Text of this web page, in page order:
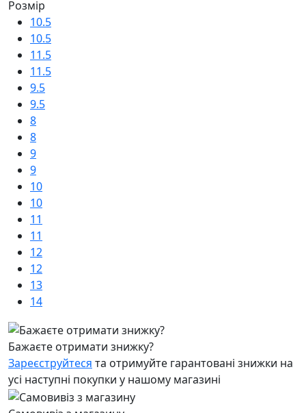
Розмір
10.5
10.5
11.5
11.5
9.5
9.5
8
8
9
9
10
10
11
11
12
12
13
14
Бажаєте отримати знижку?
Зареєструйтеся та отримуйте гарантовані знижки на
усі наступні покупки у нашому магазині